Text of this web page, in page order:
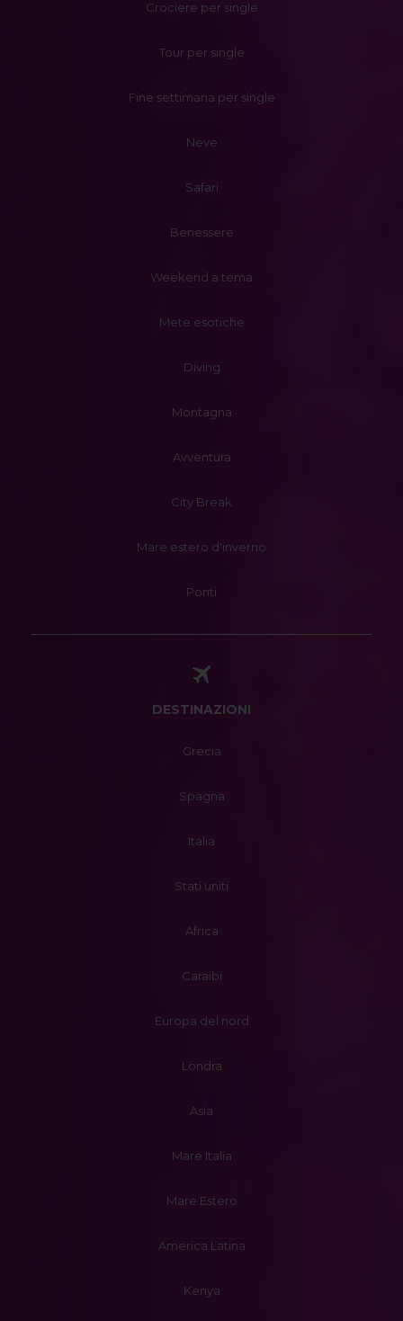
Crociere per single
Tour per single
Fine settimana per single
Neve
Safari
Benessere
Weekend a tema
Mete esotiche
Diving
Montagna
Avventura
City Break
Mare estero d'inverno
Ponti
DESTINAZIONI
Grecia
Spagna
Italia
Stati uniti
Africa
Caraibi
Europa del nord
Londra
Asia
Mare Italia
Mare Estero
America Latina
Kenya